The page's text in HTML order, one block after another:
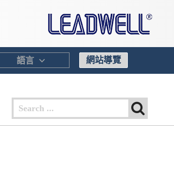
語言 ⌵ 網站導覽